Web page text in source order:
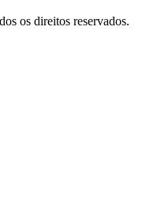
os direitos reservados.